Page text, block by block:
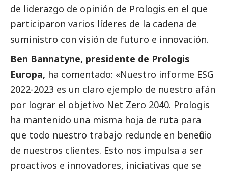
de liderazgo de opinión de Prologis en el que
participaron varios líderes de la cadena de
suministro con visión de futuro e innovación.
Ben Bannatyne, presidente de Prologis
Europa, ha comentado: «Nuestro informe ESG
2022-2023 es un claro ejemplo de nuestro afán
por lograr el objetivo Net Zero 2040. Prologis
ha mantenido una misma hoja de ruta para
que todo nuestro trabajo redunde en beneficio
de nuestros clientes. Esto nos impulsa a ser
proactivos e innovadores, iniciativas que se